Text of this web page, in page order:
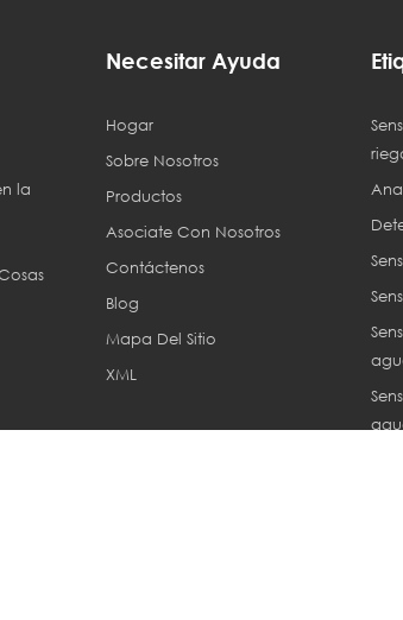
la
Necesitar Ayuda
Hogar
Sobre Nosotros
Productos
Asociate Con Nosotros
Contáctenos
Blog
Mapa Del Sitio
XML